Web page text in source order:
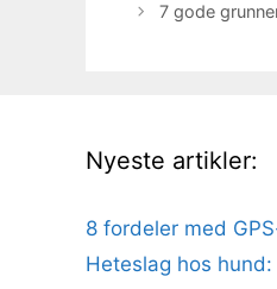
7 gode
Nyeste artikler:
8 fordeler med
Heteslag hos